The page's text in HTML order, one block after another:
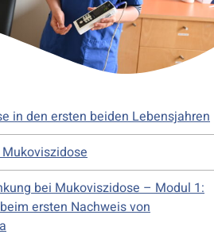
in den ersten beiden Lebensjahren
bei Mukoviszidose – Modul 1:
ersten Nachweis von